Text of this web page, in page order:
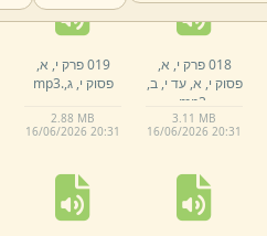
018 פרק י,
א,
פסוק י, א, עד י, ב,
mp3
3.11 MB
16/06/2026 20:31
019 פרק י,
א,
פסוק י, ג,.
mp3
2.88 MB
16/06/2026 20:31